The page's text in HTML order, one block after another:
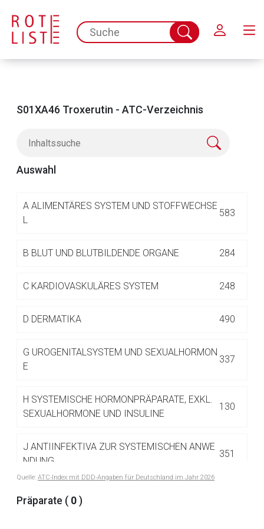
spc.search.input.placeholder
Suche
abschicken
S01XA46 Troxerutin - ATC-Verzeichnis
Auswahl
A ALIMENTÄRES SYSTEM UND STOFFWECHSE
L
583
B BLUT UND BLUTBILDENDE ORGANE 284
C KARDIOVASKULÄRES SYSTEM 248
D DERMATIKA 490
G UROGENITALSYSTEM UND SEXUALHORMON
E
337
H SYSTEMISCHE HORMONPRÄPARATE, EXKL.
SEXUALHORMONE UND INSULINE
130
J ANTIINFEKTIVA ZUR SYSTEMISCHEN ANWE
NDUNG
351
ANTINEOPLASTISCHE UND IMMUNMODULIE
RENDE MITTEL
Quelle: ATC-Index mit DDD-Angaben für Deutschland im Jahr 2026
Präparate ( 0 )
Aufruf einer externen Seite
Seite. Für die Inhalte der externen Web-Seite ist deren
Datenschutzbestimmungen.
Zur Seite